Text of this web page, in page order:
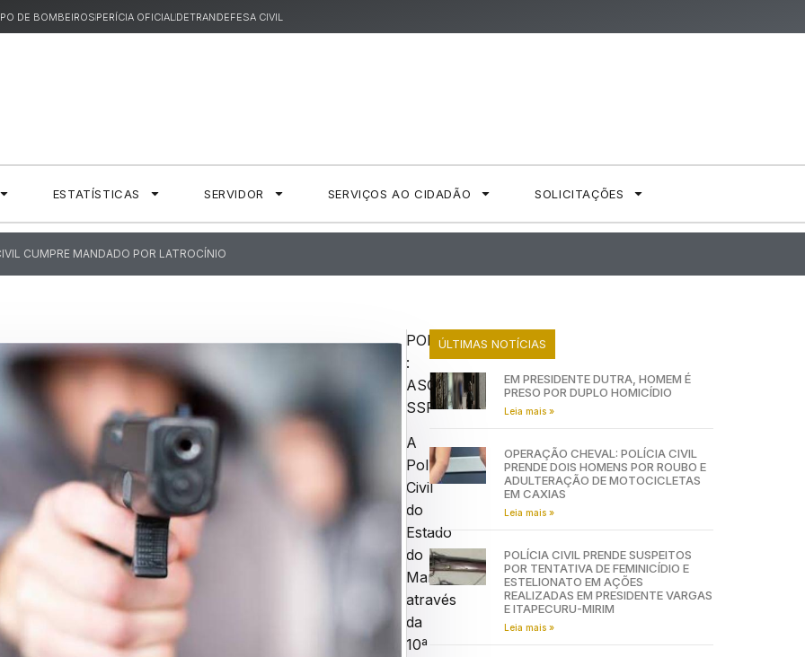
DE BOMBEIROSPERÍCIA OFICIALDETRANDEFESA CIVIL
ESTATÍSTICAS SERVIDOR SERVIÇOS AO CIDADÃO SOLICITAÇÕES
CUMPRE MANDADO POR LATROCÍNIO
POR
:
ASCOM
SSP
A
Polícia
Civil
do
Estado
do
Maranhão,
através
da
10ª
ÚLTIMAS NOTÍCIAS
EM PRESIDENTE DUTRA, HOMEM É
PRESO POR DUPLO HOMICÍDIO
Leia mais »
OPERAÇÃO CHEVAL: POLÍCIA CIVIL
PRENDE DOIS HOMENS POR ROUBO E
ADULTERAÇÃO DE MOTOCICLETAS
EM CAXIAS
Leia mais »
POLÍCIA CIVIL PRENDE SUSPEITOS
POR TENTATIVA DE FEMINICÍDIO E
ESTELIONATO EM AÇÕES
REALIZADAS EM PRESIDENTE VARGAS
E ITAPECURU-MIRIM
Leia mais »